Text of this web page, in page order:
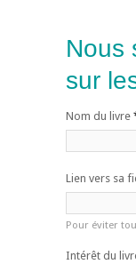
Nous
sur
Nom du livre
Lien vers sa
Pour éviter
Intérêt du